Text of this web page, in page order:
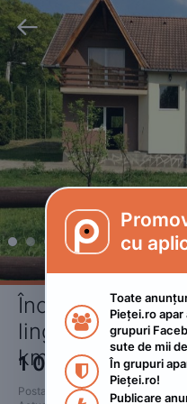

Închiriez cabana
linga o pădure in
km de baia ma
1 000RON • Negociabil
Postat
2022. aprilie 12.
cu

Toate
Pieței.ro
grupuri
sute de mii

În grupuri
Pieței.ro!
Publicare